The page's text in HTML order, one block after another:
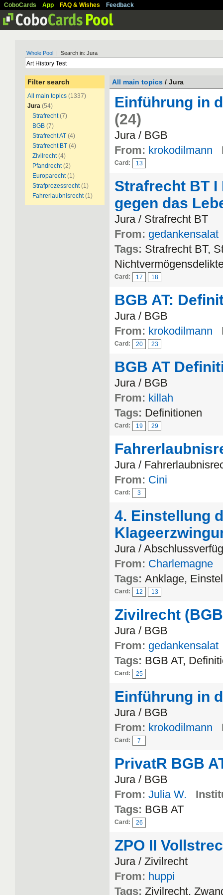
CoboCards App FAQ & Wishes Feedback
Whole Pool | Search in: Jura
Filter search
All main topics (1337)
Jura (54)
Strafrecht (7)
BGB (7)
Strafrecht AT (4)
Strafrecht BT (4)
Zivilrecht (4)
Pfandrecht (2)
Europarecht (1)
Strafprozessrecht (1)
Fahrerlaubnisrecht (1)
All main topics / Jura
Einführung in
(24)
Jura / BGB
From: krokodilmann
Card: 13
Strafrecht BT
gegen das
Jura / Strafrecht BT
From: gedankensalat
Tags: Strafrecht BT,
Card: 17 18
BGB AT:
Jura / BGB
From: krokodilmann
Card: 20 23
BGB AT
Jura / BGB
From: killah
Tags: Definitionen
Card: 19 29
Jura /
From: Cini
Card: 3
4. Einstellung
Jura /
From: Charlemagne
Tags: Anklage,
Card: 12 13
Zivilrecht
Jura / BGB
From: gedankensalat
Tags: BGB AT,
Card: 25
Einführung in
Jura / BGB
From: krokodilmann
Card: 7
PrivatR BGB
Jura / BGB
From: Julia W.
Tags: BGB AT
Card: 26
ZPO II
Jura / Zivilrecht
From: huppi
Tags: Zivilrecht,